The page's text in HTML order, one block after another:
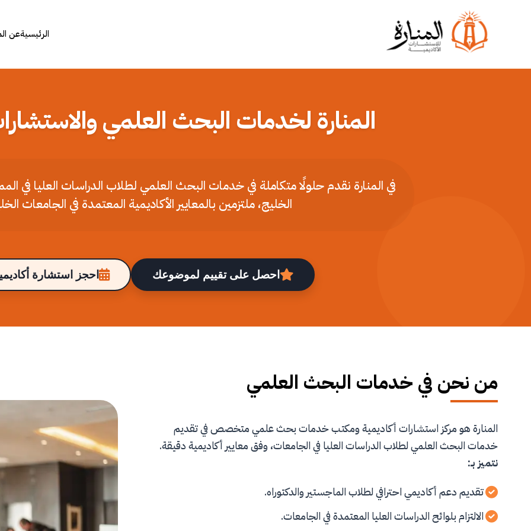
الرئيسيةعن
المنارة لخدمات البحث العلمي
في المنارة نقدم حلولًا متكاملة في خدمات البحث العلمي لطلاب الدراسات العليا في
الخليج، ملتزمين بالمعايير الأكاديمية المعتمدة في الجامعات
احصل على تقييم لموضوعك احجز استشارة
من نحن في خدمات البحث العلمي
المنارة هو مركز استشارات أكاديمية ومكتب خدمات بحث علمي متخصص في تقديم
خدمات البحث العلمي لطلاب الدراسات العليا في الجامعات، وفق معايير أكاديمية دقيقة.
نتميز بـ:
تقديم دعم أكاديمي احترافي لطلاب الماجستير والدكتوراه.
الالتزام بلوائح الدراسات العليا المعتمدة في الجامعات.